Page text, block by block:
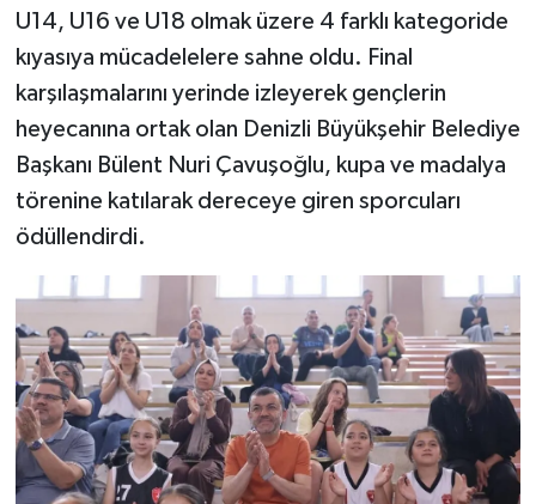
U14, U16 ve U18 olmak üzere 4 farklı kategoride
kıyasıya mücadelelere sahne oldu. Final
karşılaşmalarını yerinde izleyerek gençlerin
heyecanına ortak olan Denizli Büyükşehir Belediye
Başkanı Bülent Nuri Çavuşoğlu, kupa ve madalya
törenine katılarak dereceye giren sporcuları
ödüllendirdi.